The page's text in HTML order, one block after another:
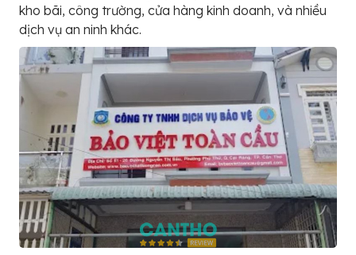
kho bãi, công trường, cửa hàng kinh doanh, và nhiều
dịch vụ an ninh khác.